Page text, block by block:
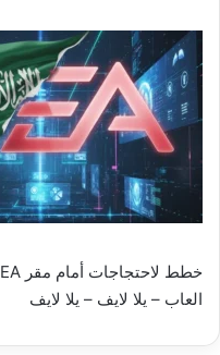
العاب – يلا لايف – يلا لايف